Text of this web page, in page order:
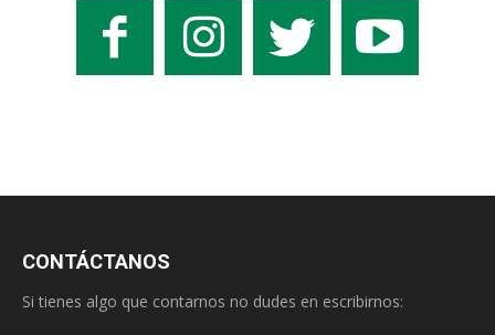
CONTÁCTANOS
Si tienes algo que contarnos no dudes en escribirnos: